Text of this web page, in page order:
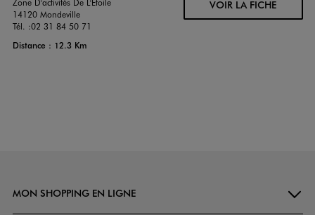
Zone D'activités De L'Etoile
14120 Mondeville
Tél. :02 31 84 50 71
Distance : 12.3 Km
VOIR LA FICHE
MON SHOPPING EN LIGNE